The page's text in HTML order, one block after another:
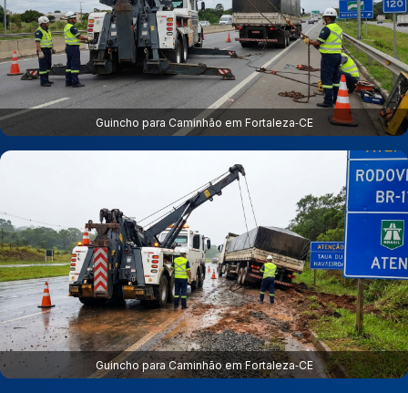
Guincho para Caminhão em Fortaleza‑CE
Guincho para Caminhão em Fortaleza‑CE